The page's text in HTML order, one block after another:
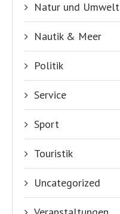
Natur und Umwelt
Nautik & Meer
Politik
Service
Sport
Touristik
Uncategorized